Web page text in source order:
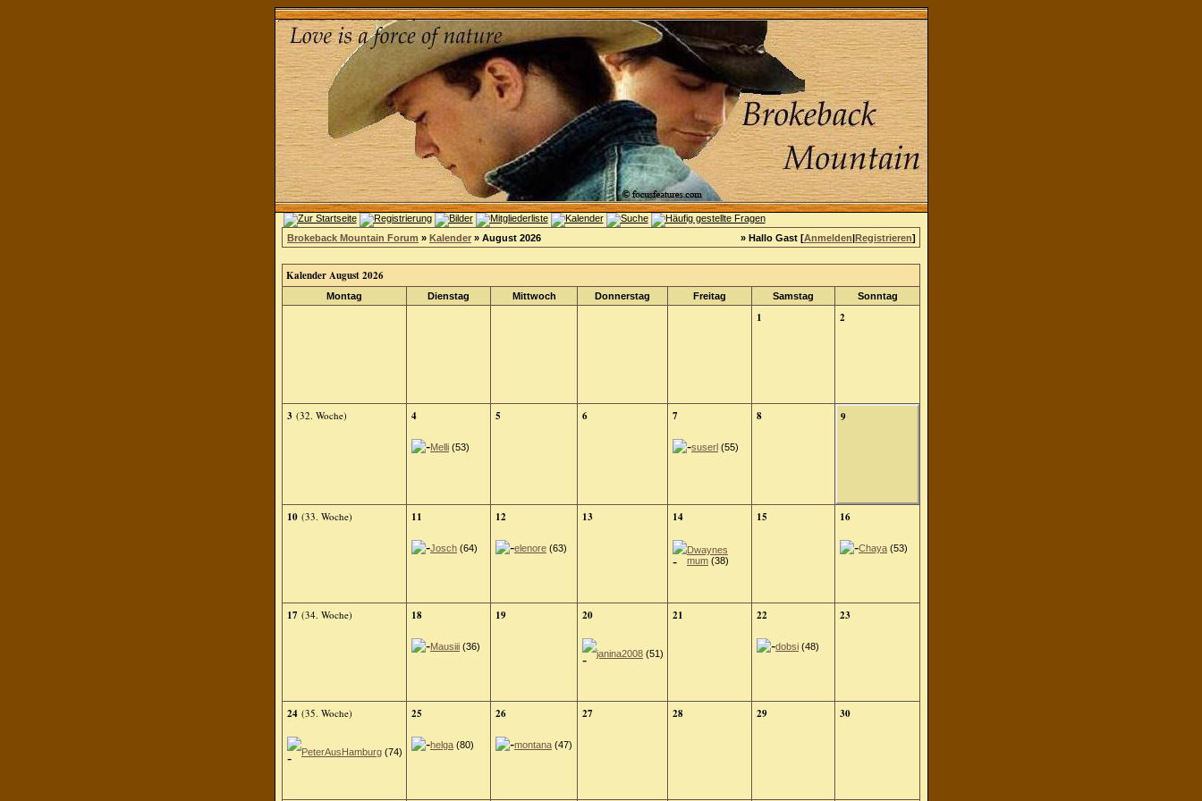
Brokeback Mountain Forum » Kalender » August 2026 » Hallo Gast [Anmelden|Registrieren]
Kalender August 2026
Montag Dienstag Mittwoch Donnerstag Freitag Samstag Sonntag
1 2
3 (32. Woche) 4
Melli (53)
5 6 7
suserl (55)
8 9
10 (33. Woche) 11
Josch (64)
12
elenore (63)
13 14
Dwaynes
mum (38)
15 16
Chaya (53)
17 (34. Woche) 18
Mausiii (36)
19 20
janina2008 (51)
21 22
dobsi (48)
23
24 (35. Woche)
PeterAusHamburg (74)
25
helga (80)
26
montana (47)
27 28 29 30